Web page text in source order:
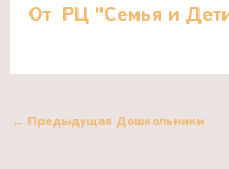
От РЦ "Семья и
← Предыдущая Дошкольники